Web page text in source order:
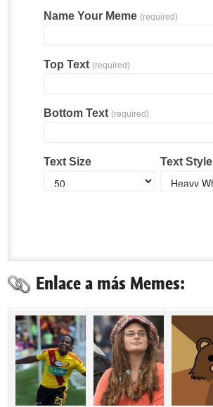
Name Your Meme (required)
Top Text (required)
Bottom Text (required)
Text Size Text Style
Enlace a más Memes: